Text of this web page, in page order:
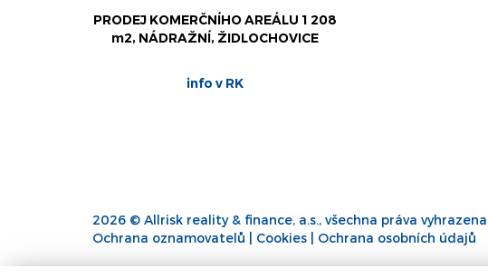
PRODEJ KOMERČNÍHO AREÁLU 1 208
m2, NÁDRAŽNÍ, ŽIDLOCHOVICE
info v RK
2026 © Allrisk reality & finance, a.s., všechna práva vyhrazena |
Ochrana oznamovatelů
Cookies Ochrana osobních údajů